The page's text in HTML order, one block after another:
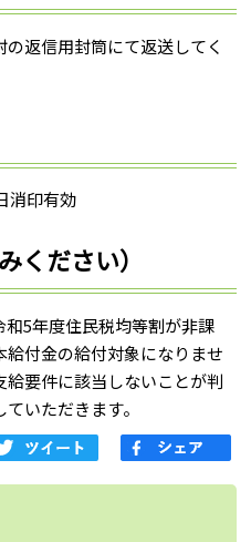
返信用封筒にて返送してく
消印有効
ください）
5年度住民税均等割が非課
付金の給付対象になりませ
要件に該当しないことが判
いただきます。